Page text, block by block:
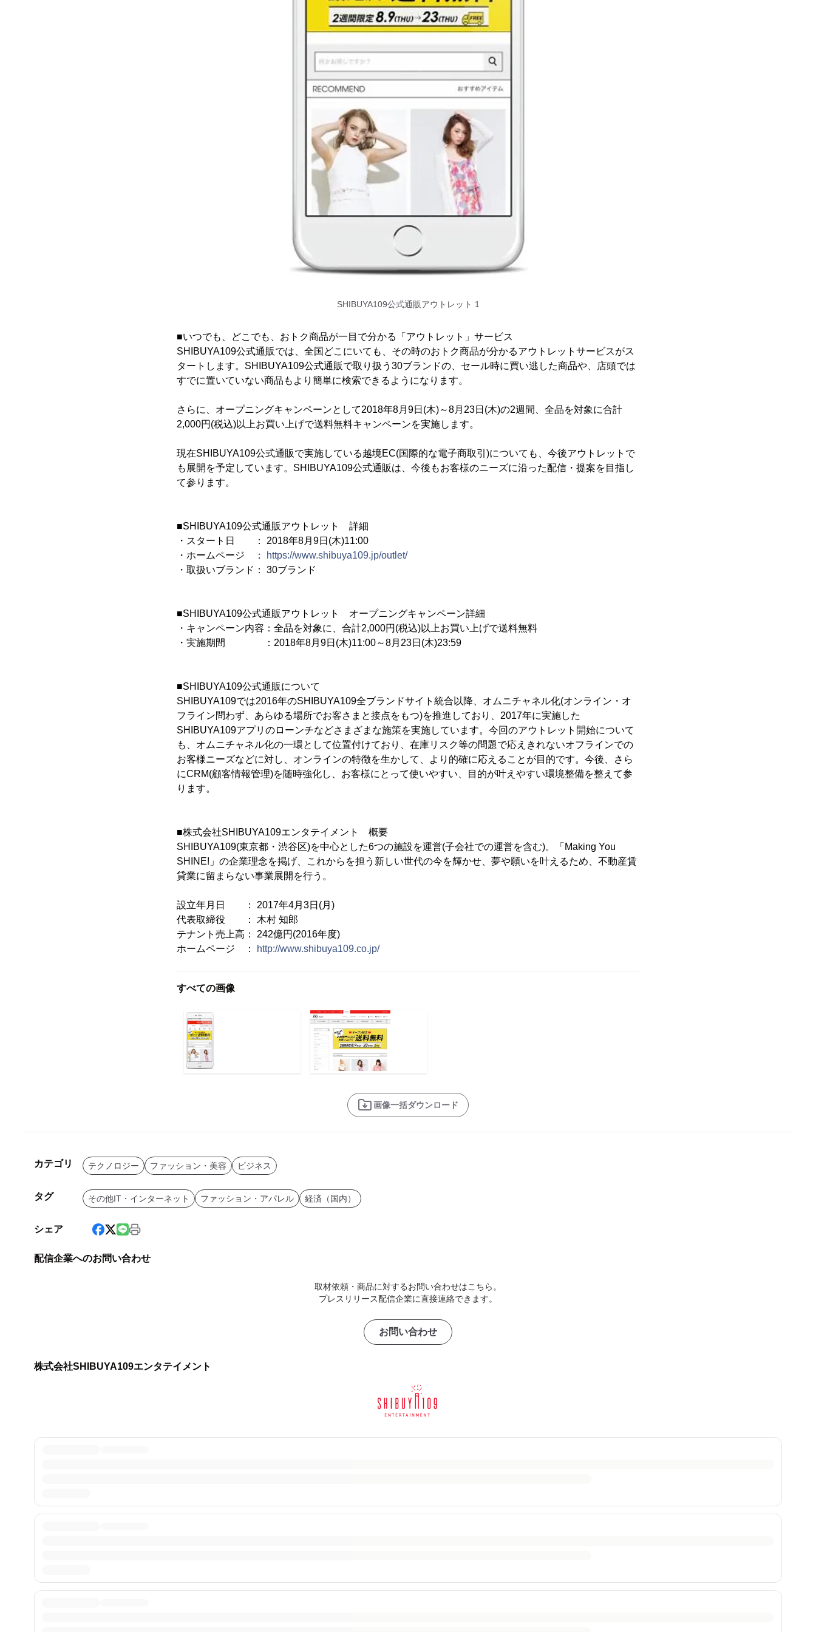
SHIBUYA109公式通販アウトレット 1
■いつでも、どこでも、おトク商品が一目で分かる「アウトレット」サービス
SHIBUYA109公式通販では、全国どこにいても、その時のおトク商品が分かるアウトレットサービスがス
タートします。SHIBUYA109公式通販で取り扱う30ブランドの、セール時に買い逃した商品や、店頭では
すでに置いていない商品もより簡単に検索できるようになります。
さらに、オープニングキャンペーンとして2018年8月9日(木)～8月23日(木)の2週間、全品を対象に合計
2,000円(税込)以上お買い上げで送料無料キャンペーンを実施します。
現在SHIBUYA109公式通販で実施している越境EC(国際的な電子商取引)についても、今後アウトレットで
も展開を予定しています。SHIBUYA109公式通販は、今後もお客様のニーズに沿った配信・提案を目指し
て参ります。
■SHIBUYA109公式通販アウトレット 詳細
・スタート日 ： 2018年8月9日(木)11:00
・ホームページ ：
https://www.shibuya109.jp/outlet/
・取扱いブランド： 30ブランド
■SHIBUYA109公式通販アウトレット オープニングキャンペーン詳細
・キャンペーン内容：全品を対象に、合計2,000円(税込)以上お買い上げで送料無料
・実施期間 ：2018年8月9日(木)11:00～8月23日(木)23:59
■SHIBUYA109公式通販について
SHIBUYA109では2016年のSHIBUYA109全ブランドサイト統合以降、オムニチャネル化(オンライン・オ
フライン問わず、あらゆる場所でお客さまと接点をもつ)を推進しており、2017年に実施した
SHIBUYA109アプリのローンチなどさまざまな施策を実施しています。今回のアウトレット開始について
も、オムニチャネル化の一環として位置付けており、在庫リスク等の問題で応えきれないオフラインでの
お客様ニーズなどに対し、オンラインの特徴を生かして、より的確に応えることが目的です。今後、さら
にCRM(顧客情報管理)を随時強化し、お客様にとって使いやすい、目的が叶えやすい環境整備を整えて参
ります。
■株式会社SHIBUYA109エンタテイメント 概要
SHIBUYA109(東京都・渋谷区)を中心とした6つの施設を運営(子会社での運営を含む)。「Making You
SHINE!」の企業理念を掲げ、これからを担う新しい世代の今を輝かせ、夢や願いを叶えるため、不動産賃
貸業に留まらない事業展開を行う。
設立年月日 ： 2017年4月3日(月)
代表取締役 ： 木村 知郎
テナント売上高： 242億円(2016年度)
ホームページ ：
http://www.shibuya109.co.jp/
すべての画像
画像一括ダウンロード
カテゴリ テクノロジー ファッション・美容 ビジネス
タグ その他IT・インターネット ファッション・アパレル 経済（国内）
シェア
配信企業へのお問い合わせ
取材依頼・商品に対するお問い合わせはこちら。
プレスリリース配信企業に直接連絡できます。
お問い合わせ
株式会社SHIBUYA109エンタテイメント